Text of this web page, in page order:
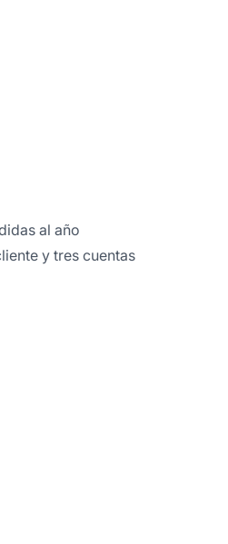
al año
y tres cuentas